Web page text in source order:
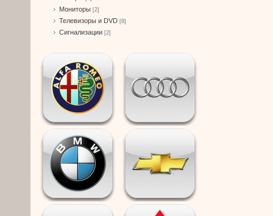
Мониторы [2]
Телевизоры и DVD [8]
Сигнализации [2]